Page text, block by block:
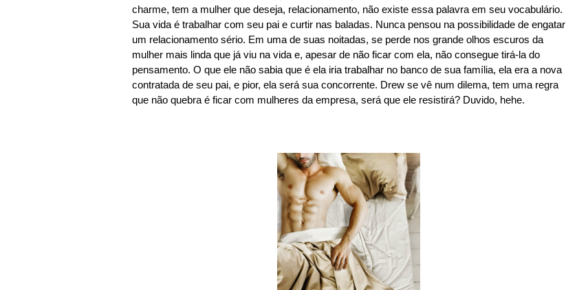
charme, tem a mulher que deseja, relacionamento, não existe essa palavra em seu vocabulário.
Sua vida é trabalhar com seu pai e curtir nas baladas. Nunca pensou na possibilidade de engatar
um relacionamento sério. Em uma de suas noitadas, se perde nos grande olhos escuros da
mulher mais linda que já viu na vida e, apesar de não ficar com ela, não consegue tirá-la do
pensamento. O que ele não sabia que é ela iria trabalhar no banco de sua família, ela era a nova
contratada de seu pai, e pior, ela será sua concorrente. Drew se vê num dilema, tem uma regra
que não quebra é ficar com mulheres da empresa, será que ele resistirá? Duvido, hehe.